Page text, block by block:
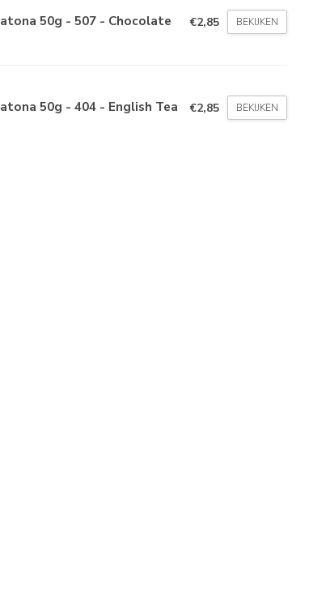
50g - 507 - Chocolate €2,85 BEKIJKEN
50g - 404 - English Tea €2,85 BEKIJKEN